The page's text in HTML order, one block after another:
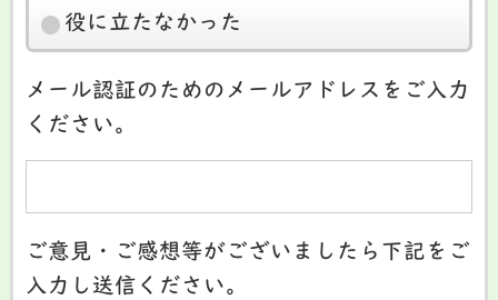
役に立たなかった
メール認証のためのメールアドレスをご入力
ください。
ご意見・ご感想等がございましたら下記をご
入力し送信ください。